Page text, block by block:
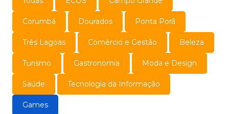
Corumbá Dourados Ponta Porã
Três Lagoas Comércio e Gestão Beleza
Turismo Gastronomia Moda e Design
Saúde Tecnologia da Informação
Games